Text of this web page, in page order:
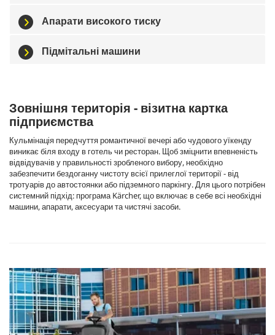
Апарати високого тиску
Підмітальні машини
Зовнішня територія - візитна картка
підприємства
Кульмінація передчуття романтичної вечері або чудового уїкенду
виникає біля входу в готель чи ресторан. Щоб зміцнити впевненість
відвідувачів у правильності зробленого вибору, необхідно
забезпечити бездоганну чистоту всієї прилеглої території - від
тротуарів до автостоянки або підземного паркінгу. Для цього потрібен
системний підхід: програма Kärcher, що включає в себе всі необхідні
машини, апарати, аксесуари та чистячі засоби.